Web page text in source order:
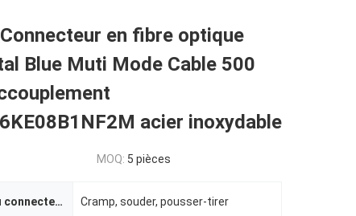
en fibre optique
Blue Muti Mode Cable 500
acier inoxydable
MOQ: 5 pièces
Termination du connecteur Cramp, souder, pousser-tirer